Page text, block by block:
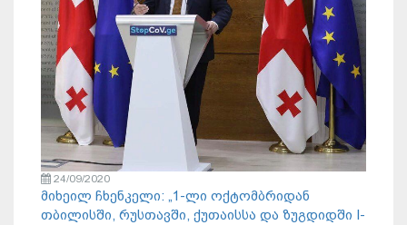
24/09/2020
მიხეილ ჩხენკელი: „1-ლი ოქტომბრიდან
თბილისში, რუსთავში, ქუთაისსა და ზუგდიდში I-